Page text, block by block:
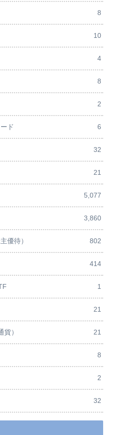
8
10
4
8
2
ド 6
32
21
5,077
3,860
優待） 802
414
1
21
） 21
8
2
32